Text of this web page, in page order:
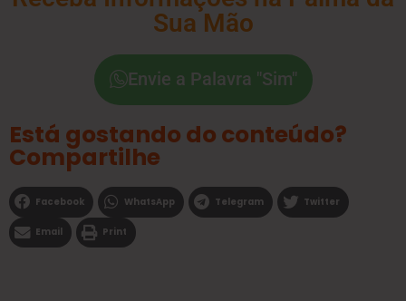
Sua Mão
Envie a Palavra "Sim"
Está gostando do conteúdo?
Compartilhe
Facebook WhatsApp Telegram Twitter
Email Print